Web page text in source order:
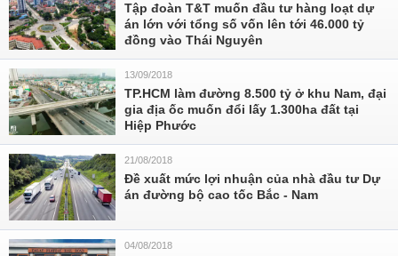
Tập đoàn T&T muốn đầu tư hàng loạt dự
án lớn với tổng số vốn lên tới 46.000 tỷ
đồng vào Thái Nguyên
13/09/2018
TP.HCM làm đường 8.500 tỷ ở khu Nam, đại
gia địa ốc muốn đổi lấy 1.300ha đất tại
Hiệp Phước
21/08/2018
Đề xuất mức lợi nhuận của nhà đầu tư Dự
án đường bộ cao tốc Bắc - Nam
04/08/2018